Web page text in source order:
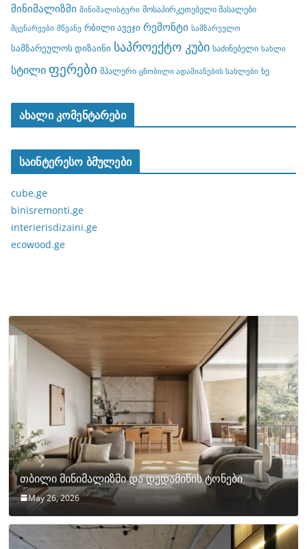
მინიმალიზმი მინიმალისტური მოსაპირკეთებელი მასალები
მცენარეები მწვანე რბილი ავეჯი რემონტი სამზარეულო
სამზარეულოს დიზაინი საპროექტო კუბი საძინებელი სახლი
სტილი ფერები შპალერი ცნობილი ადამიანების სახლები ხე
ახალი კომენტარები
საინტერესო ბმულები
cube.ge
binisremonti.ge
interierisdizaini.ge
ecowood.ge
თბილი მინიმალიზმი და დედამიწის ტონები
May 26, 2026